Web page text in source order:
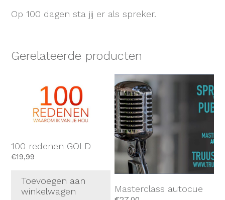
Op 100 dagen sta jij er als spreker.
Gerelateerde producten
100 redenen GOLD
€19,99
Toevoegen aan
winkelwagen
Masterclass autocue